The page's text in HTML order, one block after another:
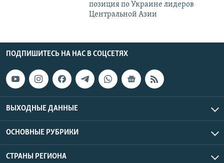
позиция по Украине лидеров
Центральной Азии
ПОДПИШИТЕСЬ НА НАС В СОЦСЕТЯХ
ВЫХОДНЫЕ ДАННЫЕ
ОСНОВНЫЕ РУБРИКИ
СТРАНЫ РЕГИОНА